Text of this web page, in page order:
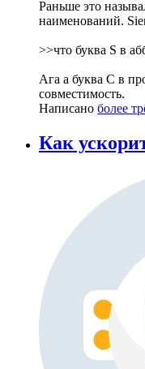
Раньше это
наименований.
>>что буква S в
Ага а буква C в
совместимость.
Написано более
Как